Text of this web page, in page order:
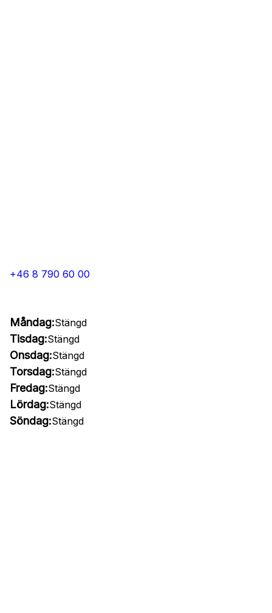
+46 8 790 60 00
Måndag:Stängd
Tisdag:Stängd
Onsdag:Stängd
Torsdag:Stängd
Fredag:Stängd
Lördag:Stängd
Söndag:Stängd